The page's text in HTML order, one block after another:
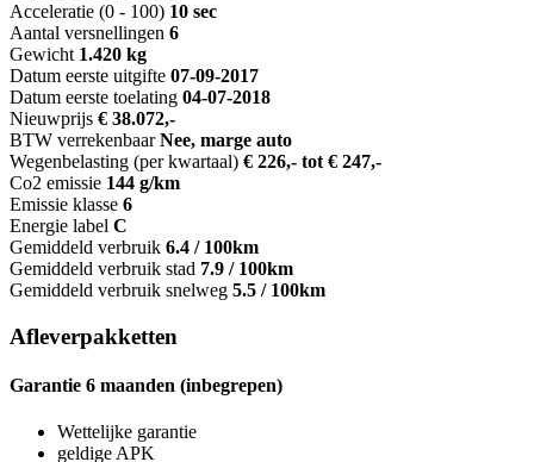
Acceleratie (0 - 100) 10 sec
Aantal versnellingen 6
Gewicht 1.420 kg
Datum eerste uitgifte 07-09-2017
Datum eerste toelating 04-07-2018
Nieuwprijs € 38.072,-
BTW verrekenbaar Nee, marge auto
Wegenbelasting (per kwartaal) € 226,- tot € 247,-
Co2 emissie 144 g/km
Emissie klasse 6
Energie label C
Gemiddeld verbruik 6.4 / 100km
Gemiddeld verbruik stad 7.9 / 100km
Gemiddeld verbruik snelweg 5.5 / 100km
Afleverpakketten
Garantie 6 maanden (inbegrepen)
Wettelijke garantie
geldige APK